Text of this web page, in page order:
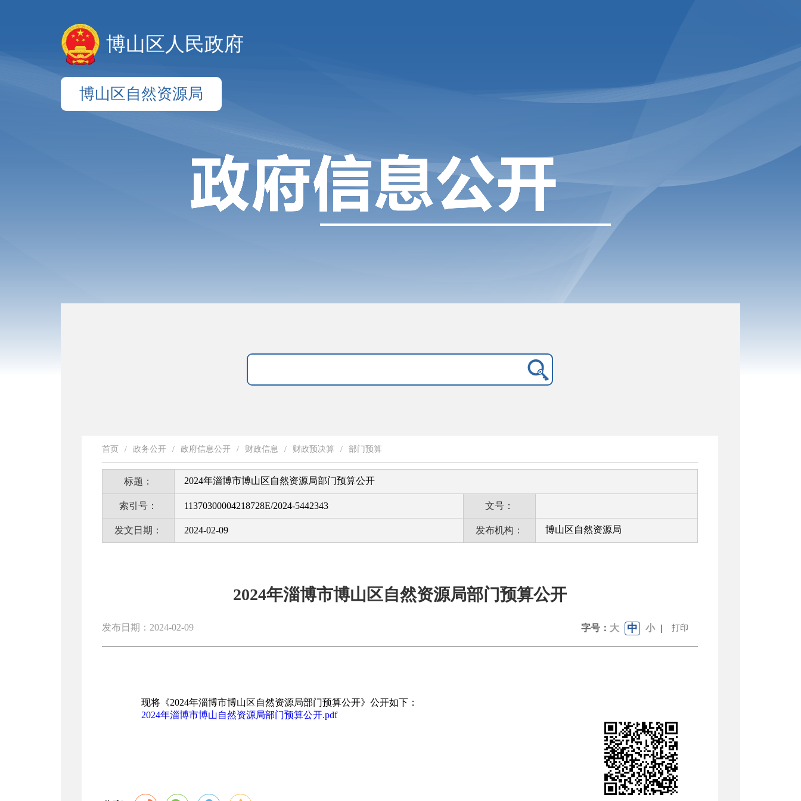
博山区人民政府
博山区自然资源局
首页 / 政务公开 / 政府信息公开 / 财政信息 / 财政预决算 / 部门预算
标题： 2024年淄博市博山区自然资源局部门预算公开
索引号： 11370300004218728E/2024-5442343 文号：
发文日期： 2024-02-09 发布机构： 博山区自然资源局
2024年淄博市博山区自然资源局部门预算公开
发布日期：2024-02-09 字号： 大 中 小 | 打印
现将《2024年淄博市博山区自然资源局部门预算公开》公开如下：
2024年淄博市博山自然资源局部门预算公开.pdf